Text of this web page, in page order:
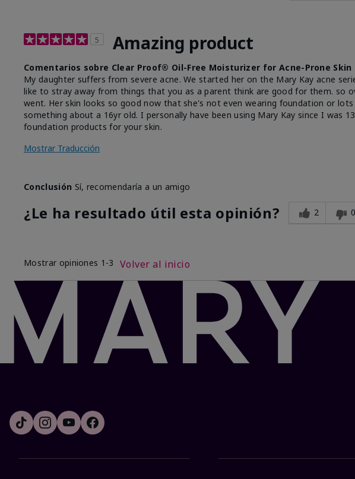
5 Amazing product
Comentarios sobre Clear Proof® Oil-Free Moisturizer for Acne-Prone Skin
My daughter suffers from severe acne. We started her on the Mary Kay acne
like to stray away from things that you as a parent think are good for them. so
went. Her skin looks so good now that she's not even wearing foundation or
something about a 16yr old. I personally have been using Mary Kay since I was
foundation products for your skin.
Mostrar Traducción
Conclusión Sí, recomendaría a un amigo
¿Le ha resultado útil esta opinión? 2 0
Mostrar opiniones 1-3 Volver al inicio